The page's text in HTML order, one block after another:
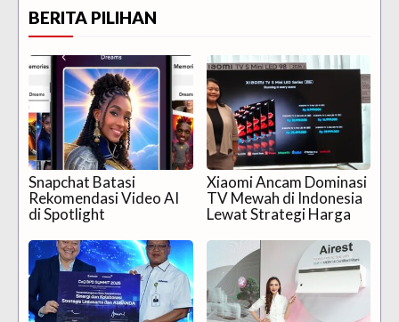
BERITA PILIHAN
Snapchat Batasi
Rekomendasi Video AI
di Spotlight
Xiaomi Ancam Dominasi
TV Mewah di Indonesia
Lewat Strategi Harga